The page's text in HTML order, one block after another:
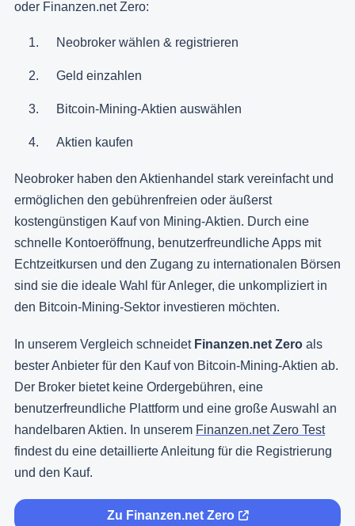
oder Finanzen.net Zero:
Neobroker wählen & registrieren
Geld einzahlen
Bitcoin-Mining-Aktien auswählen
Aktien kaufen
Neobroker haben den Aktienhandel stark vereinfacht und
ermöglichen den gebührenfreien oder äußerst
kostengünstigen Kauf von Mining-Aktien. Durch eine
schnelle Kontoeröffnung, benutzerfreundliche Apps mit
Echtzeitkursen und den Zugang zu internationalen Börsen
sind sie die ideale Wahl für Anleger, die unkompliziert in
den Bitcoin-Mining-Sektor investieren möchten.
In unserem Vergleich schneidet Finanzen.net Zero als
bester Anbieter für den Kauf von Bitcoin-Mining-Aktien ab.
Der Broker bietet keine Ordergebühren, eine
benutzerfreundliche Plattform und eine große Auswahl an
handelbaren Aktien. In unserem Finanzen.net Zero Test
findest du eine detaillierte Anleitung für die Registrierung
und den Kauf.
Zu Finanzen.net Zero